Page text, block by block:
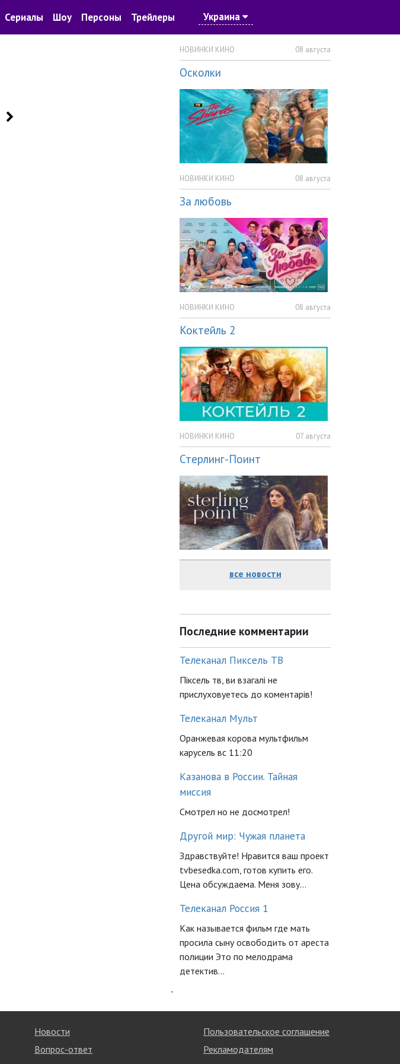
Сериалы Шоу Персоны Трейлеры Украина
НОВИНКИ КИНО 08 августа
Осколки
НОВИНКИ КИНО 08 августа
За любовь
НОВИНКИ КИНО 08 августа
Коктейль 2
НОВИНКИ КИНО 07 августа
Стерлинг-Поинт
все новости
Последние комментарии
Телеканал Пиксель ТВ
Піксель тв, ви взагалі не
прислуховуетесь до коментарів!
Телеканал Мульт
Оранжевая корова мультфильм
карусель вс 11:20
Казанова в России. Тайная
миссия
Смотрел но не досмотрел!
Другой мир: Чужая планета
Здравствуйте! Нравится ваш проект
tvbesedka.com, готов купить его.
Цена обсуждаема. Меня зову...
Телеканал Россия 1
Как называется фильм где мать
просила сыну освободить от ареста
полиции Это по мелодрама
детектив...
`
Новости
Вопрос-ответ
Пользовательское соглашение
Рекламодателям